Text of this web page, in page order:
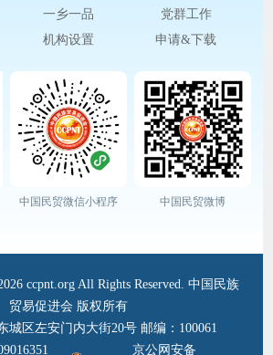
一乡一品
党群工作
机构设置 申请&下载
中国民贸微信小程序 中国民贸微博
ccpnt.org All Rights Reserved. 中国民族
贸易促进会 版权所有
城区左安门内大街20号 邮编：100061
京公网安备